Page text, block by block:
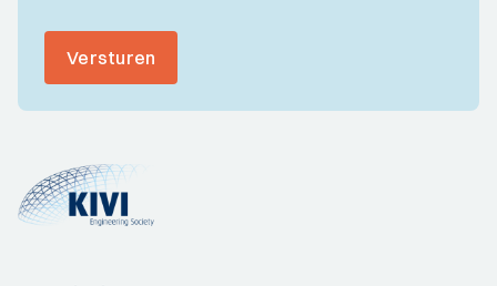
Versturen